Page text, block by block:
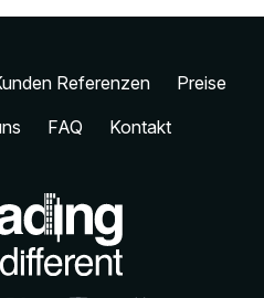
Referenzen
Preise
FAQ Kontakt